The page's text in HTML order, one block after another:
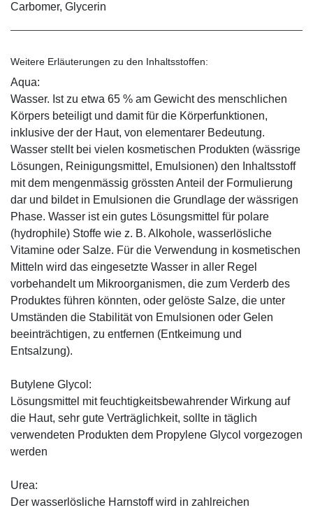
Carbomer, Glycerin
Weitere Erläuterungen zu den Inhaltsstoffen:
Aqua:
Wasser. Ist zu etwa 65 % am Gewicht des menschlichen
Körpers beteiligt und damit für die Körperfunktionen,
inklusive der der Haut, von elementarer Bedeutung.
Wasser stellt bei vielen kosmetischen Produkten (wässrige
Lösungen, Reinigungsmittel, Emulsionen) den Inhaltsstoff
mit dem mengenmässig grössten Anteil der Formulierung
dar und bildet in Emulsionen die Grundlage der wässrigen
Phase. Wasser ist ein gutes Lösungsmittel für polare
(hydrophile) Stoffe wie z. B. Alkohole, wasserlösliche
Vitamine oder Salze. Für die Verwendung in kosmetischen
Mitteln wird das eingesetzte Wasser in aller Regel
vorbehandelt um Mikroorganismen, die zum Verderb des
Produktes führen könnten, oder gelöste Salze, die unter
Umständen die Stabilität von Emulsionen oder Gelen
beeinträchtigen, zu entfernen (Entkeimung und
Entsalzung).
Butylene Glycol:
Lösungsmittel mit feuchtigkeitsbewahrender Wirkung auf
die Haut, sehr gute Verträglichkeit, sollte in täglich
verwendeten Produkten dem Propylene Glycol vorgezogen
werden
Urea:
Der wasserlösliche Harnstoff wird in zahlreichen